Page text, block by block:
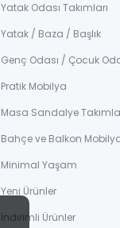
Yatak Odası Takımları
Yatak / Baza / Başlık
Genç Odası / Çocuk
Pratik Mobilya
Masa Sandalye
Bahçe ve Balkon
Minimal Yaşam
Yeni Ürünler
İndirimli Ürünler